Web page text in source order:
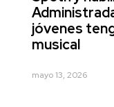
jóvenes
musical
mayo 13, 2026